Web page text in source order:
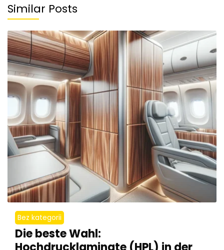
Similar Posts
Bez kategorii
Die beste Wahl: